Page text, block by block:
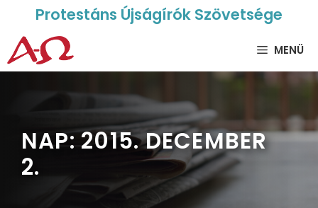
Protestáns Újságírók Szövetsége
MENÜ
NAP:2015. DECEMBER
2.